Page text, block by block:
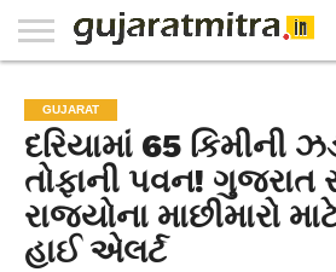
PAPER
NATIONAL
WORLD
BUSINESS
SPORTS
GUJARAT
OPINION
MORE
GUJARAT
દરિયામાં 65 કિમીની
તોફાની પવન!
રાજ્યોના માછીમારો
હાઈ એલર્ટ